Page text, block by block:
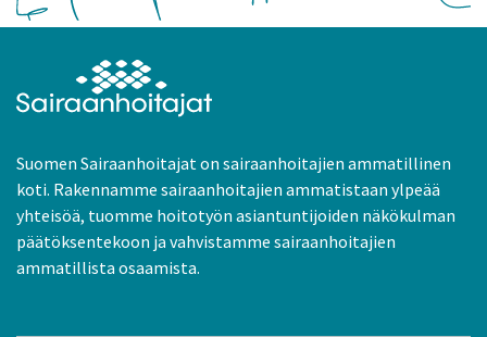
Suomen Sairaanhoitajat on sairaanhoitajien ammatillinen
koti. Rakennamme sairaanhoitajien ammatistaan ylpeää
yhteisöä, tuomme hoitotyön asiantuntijoiden näkökulman
päätöksentekoon ja vahvistamme sairaanhoitajien
ammatillista osaamista.